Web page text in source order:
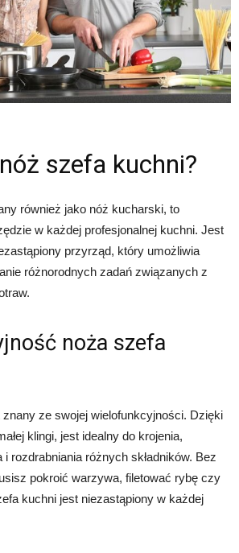
szefa kuchni?
również jako nóż kucharski, to
w każdej profesjonalnej kuchni. Jest
przyrząd, który umożliwia
różnorodnych zadań związanych z
noża szefa
ze swojej wielofunkcyjności. Dzięki
klingi, jest idealny do krojenia,
rozdrabniania różnych składników. Bez
pokroić warzywa, filetować rybę czy
kuchni jest niezastąpiony w każdej